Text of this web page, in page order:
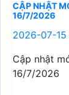
CẬP NHẬT
16/7/2026
2026-07-15
Cập nhật
16/7/2026